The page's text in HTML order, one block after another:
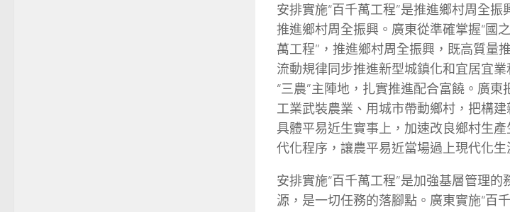
安排實施“百千萬工程”是推進鄉村周全
推進鄉村周全振興。廣東從準確掌握“國
萬工程”，推進鄉村周全振興，既高質量
流動規律同步推進新型城鎮化和宜居宜
“三農”主陣地，扎實推進配合富饒。廣
工業武裝農業、用城市帶動鄉村，把構
具體平易近生實事上，加速改良鄉村生
代化程序，讓農平易近當場過上現代化生
安排實施“百千萬工程”是加強基層管理
源，是一切任務的落腳點。廣東實施“百